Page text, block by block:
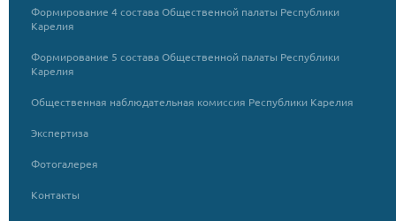
Формирование 4 состава Общественной палаты Республики
Карелия
Формирование 5 состава Общественной палаты Республики
Карелия
Общественная наблюдательная комиссия Республики Карелия
Экспертиза
Фотогалерея
Контакты